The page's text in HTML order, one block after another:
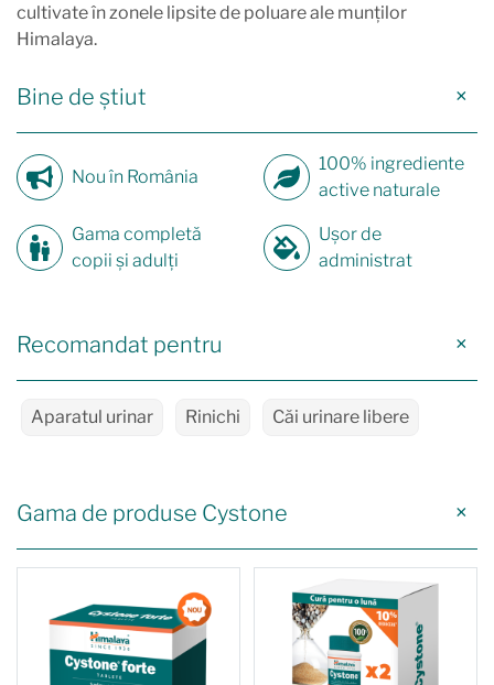
cultivate în zonele lipsite de poluare ale munților
Himalaya.
Bine de știut
Nou în România
100% ingrediente
active naturale
Gama completă
copii și adulți
Ușor de
administrat
Recomandat pentru
Aparatul urinar Rinichi Căi urinare libere
Gama de produse Cystone